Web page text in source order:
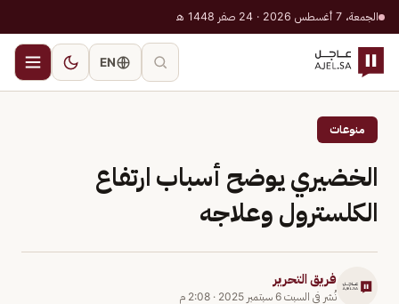
الجمعة، 7 أغسطس 2026 · 24 صفر 1448 هـ
EN
منوعات
الخضيري يوضح أسباب ارتفاع
الكلسترول وعلاجه
فريق التحرير
نُشر في السبت 6 سبتمبر 2025 · 2:08 م